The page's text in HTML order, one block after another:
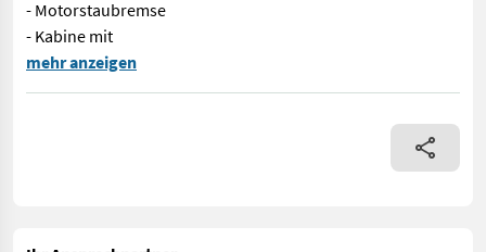
- Motorstaubremse
- Kabine mit
Sofort Verfügbar! New Holland T7.225 Auto Command. Wie
mehr anzeigen